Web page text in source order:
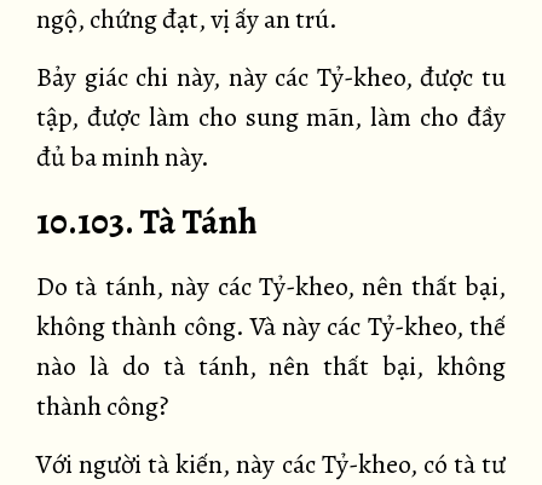
ngộ, chứng đạt, vị ấy an trú.
Bảy giác chi này, này các Tỷ-kheo, được tu
tập, được làm cho sung mãn, làm cho đầy
đủ ba minh này.
10.103. Tà Tánh
Do tà tánh, này các Tỷ-kheo, nên thất bại,
không thành công. Và này các Tỷ-kheo, thế
nào là do tà tánh, nên thất bại, không
thành công?
Với người tà kiến, này các Tỷ-kheo, có tà tư